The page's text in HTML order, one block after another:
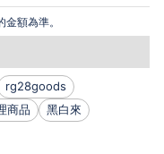
額為準。
rg28goods
商品
黑白來